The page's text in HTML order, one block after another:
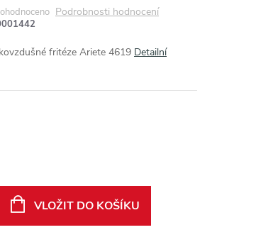
Podrobnosti hodnocení
fritéze Ariete 4619 Detailní
VLOŽIT DO KOŠÍKU